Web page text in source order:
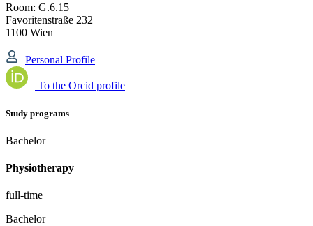
Room: G.6.15
Favoritenstraße 232
1100 Wien
Personal Profile
To the Orcid profile
Study programs
Bachelor
Physiotherapy
full-time
Bachelor